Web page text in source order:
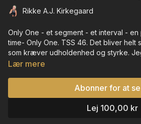
Rikke A.J. Kirkegaard
Only One - et segment - et interval -
time- Only One. TSS 46. Det bliver helt
som kræver udholdenhed og styrke.
godt over toppen og ned igen.
Lær mere
Abonner for at se
Lej 100,00 kr